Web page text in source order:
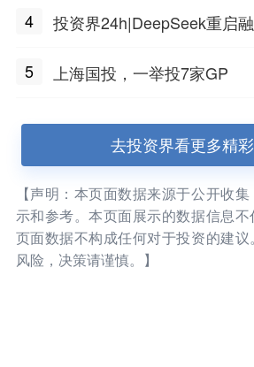
水
4
投资界24h|DeepSeek重启
5
上海国投，一举投7家GP
去投资界看更多精
【声明：本页面数据来源于公开收
示和参考。本页面展示的数据信息
页面数据不构成任何对于投资的建
风险，决策请谨慎。】